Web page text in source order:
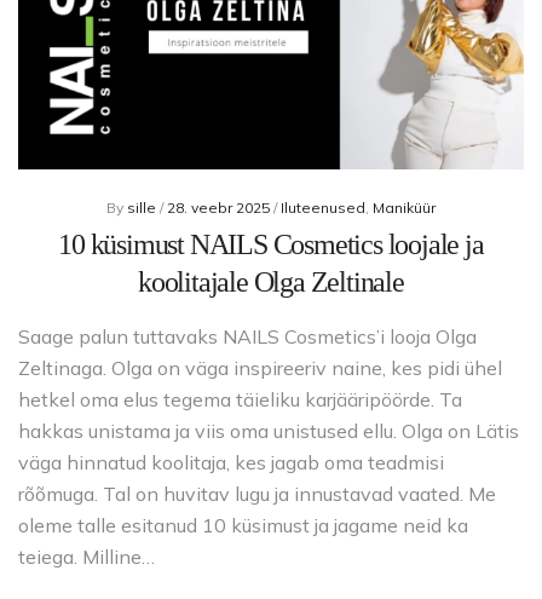
By sille / 28. veebr 2025 / Iluteenused Maniküür
10 küsimust NAILS Cosmetics loojale ja
koolitajale Olga Zeltinale
Saage palun tuttavaks NAILS Cosmetics’i looja Olga
Zeltinaga. Olga on väga inspireeriv naine, kes pidi ühel
hetkel oma elus tegema täieliku karjääripöörde. Ta
hakkas unistama ja viis oma unistused ellu. Olga on Lätis
väga hinnatud koolitaja, kes jagab oma teadmisi
rõõmuga. Tal on huvitav lugu ja innustavad vaated. Me
oleme talle esitanud 10 küsimust ja jagame neid ka
teiega. Milline…